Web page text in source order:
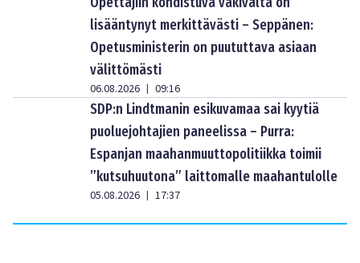
lisääntynyt merkittävästi – Seppänen:
Opetusministerin on puututtava asiaan
välittömästi
06.08.2026 | 09:16
SDP:n Lindtmanin esikuvamaa sai kyytiä
puoluejohtajien paneelissa – Purra:
Espanjan maahanmuuttopolitiikka toimii
”kutsuhuutona” laittomalle maahantulolle
05.08.2026 | 17:37